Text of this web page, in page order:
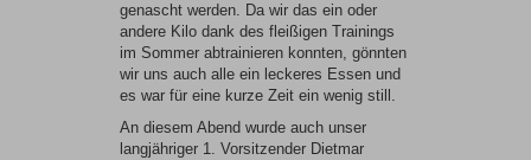
genascht werden. Da wir das ein oder
andere Kilo dank des fleißigen Trainings
im Sommer abtrainieren konnten, gönnten
wir uns auch alle ein leckeres Essen und
es war für eine kurze Zeit ein wenig still.
An diesem Abend wurde auch unser
langjähriger 1. Vorsitzender Dietmar